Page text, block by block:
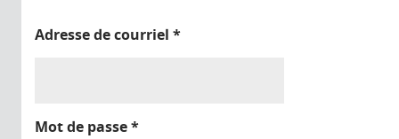
Adresse de courriel *
Mot de passe*